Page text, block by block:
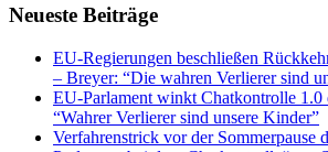
Neueste Beiträge
EU-Regierungen beschließen
– Breyer: “Die wahren Verlierer sind
EU-Parlament winkt Chatkontrolle 1.0
“Wahrer Verlierer sind unsere Kinder”
Verfahrenstrick vor der Sommerpause